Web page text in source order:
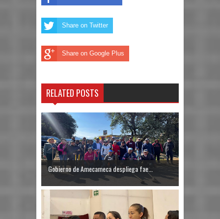
Share on Twitter
Share on Google Plus
RELATED POSTS
Gobierno de Amecameca despliega fae...